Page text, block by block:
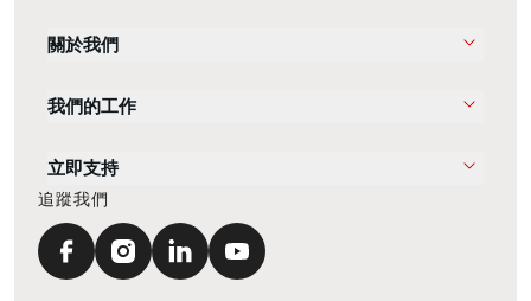
關於我們
我們的工作
立即支持
追蹤我們